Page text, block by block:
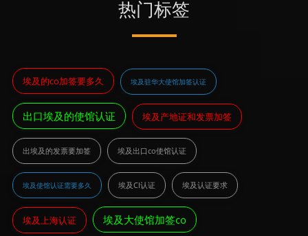
热门标签
埃及的co加签要多久 埃及驻华大使馆加签认证
出口埃及的使馆认证 埃及产地证和发票加签
出埃及的发票要加签 埃及出口co使馆认证
埃及使馆认证需要多久 埃及CI认证 埃及认证要求
埃及上海认证 埃及大使馆加签co